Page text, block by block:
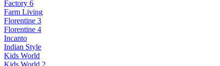
Factory 6
Farm Living
Florentine 3
Florentine 4
Incanto
Indian Style
Kids World
Kids World 2